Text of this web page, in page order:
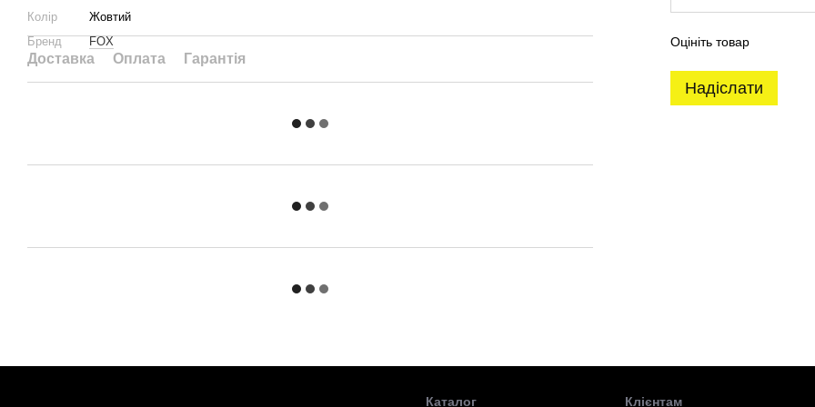
Колір
Жовтий
Бренд
FOX
Доставка Оплата Гарантія
Оцініть товар
Надіслати
Каталог Клієнтам